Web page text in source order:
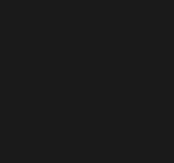
время для
комфортных
без переплат. Не
текущие
и планируйте свое